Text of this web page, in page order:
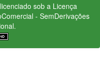
sob a Licença
- SemDerivações